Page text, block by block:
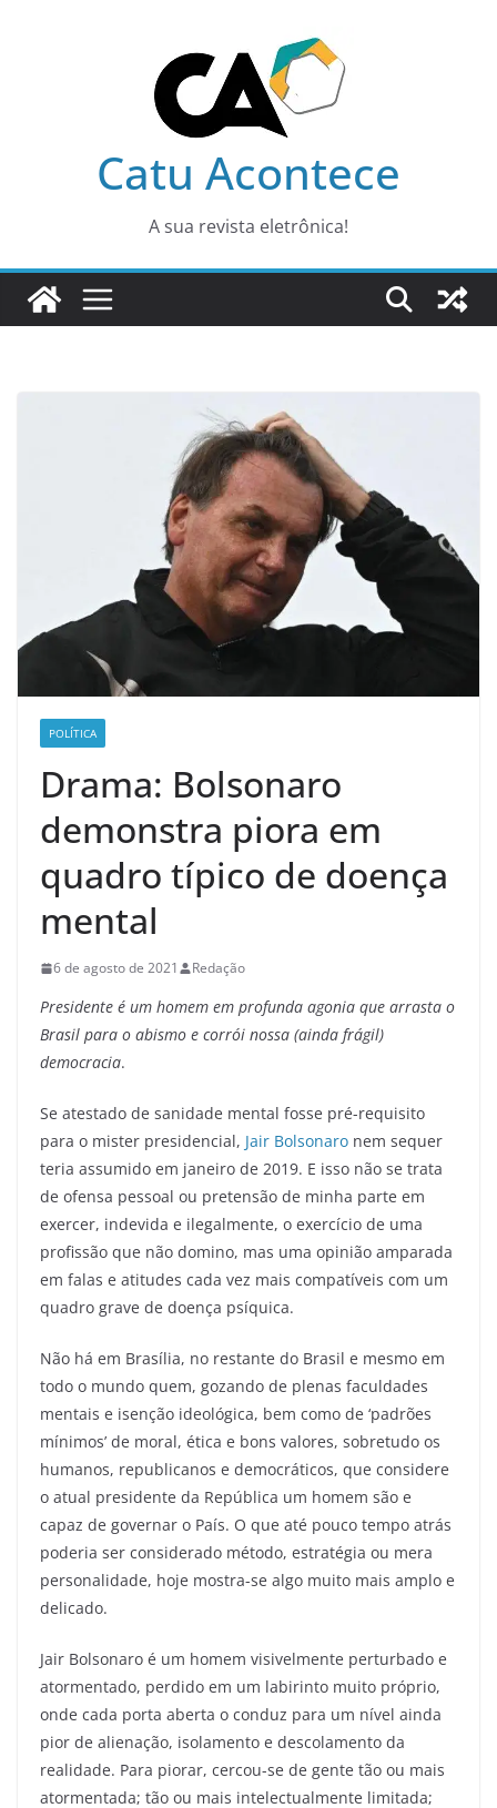
Catu Acontece
A sua revista eletrônica!
POLÍTICA
Drama: Bolsonaro
demonstra piora em
quadro típico de doença
mental
6 de agosto de 2021 Redação
Presidente é um homem em profunda agonia que arrasta o
Brasil para o abismo e corrói nossa (ainda frágil)
democracia.
Se atestado de sanidade mental fosse pré-requisito
para o mister presidencial, Jair Bolsonaro nem sequer
teria assumido em janeiro de 2019. E isso não se trata
de ofensa pessoal ou pretensão de minha parte em
exercer, indevida e ilegalmente, o exercício de uma
profissão que não domino, mas uma opinião amparada
em falas e atitudes cada vez mais compatíveis com um
quadro grave de doença psíquica.
Não há em Brasília, no restante do Brasil e mesmo em
todo o mundo quem, gozando de plenas faculdades
mentais e isenção ideológica, bem como de ‘padrões
mínimos’ de moral, ética e bons valores, sobretudo os
humanos, republicanos e democráticos, que considere
o atual presidente da República um homem são e
capaz de governar o País. O que até pouco tempo atrás
poderia ser considerado método, estratégia ou mera
personalidade, hoje mostra-se algo muito mais amplo e
delicado.
Jair Bolsonaro é um homem visivelmente perturbado e
atormentado, perdido em um labirinto muito próprio,
onde cada porta aberta o conduz para um nível ainda
pior de alienação, isolamento e descolamento da
realidade. Para piorar, cercou-se de gente tão ou mais
atormentada; tão ou mais intelectualmente limitada;